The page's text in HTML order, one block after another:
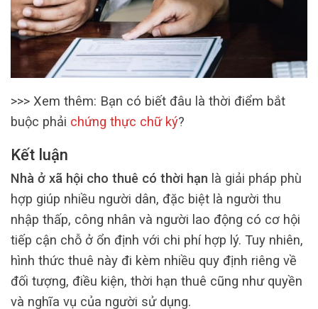
>>> Xem thêm: Bạn có biết đâu là thời điểm bắt
buộc phải chứng thực chữ ký?
Kết luận
Nhà ở xã hội cho thuê có thời hạn là giải pháp phù
hợp giúp nhiều người dân, đặc biệt là người thu
nhập thấp, công nhân và người lao động có cơ hội
tiếp cận chỗ ở ổn định với chi phí hợp lý. Tuy nhiên,
hình thức thuê này đi kèm nhiều quy định riêng về
đối tượng, điều kiện, thời hạn thuê cũng như quyền
và nghĩa vụ của người sử dụng.